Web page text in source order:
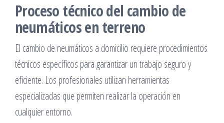
Proceso técnico del cambio de
neumáticos en terreno
El cambio de neumáticos a domicilio requiere procedimientos
técnicos específicos para garantizar un trabajo seguro y
eficiente. Los profesionales utilizan herramientas
especializadas que permiten realizar la operación en
cualquier entorno.